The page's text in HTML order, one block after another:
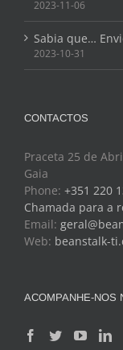
2023-11-06
Sabia que…
2023-10-31
CONTACTOS
Praceta 25 de
Gaia
Phone: +351 220
Chamada para a
Email:
Web: beanstalk-
ACOMPANHE-NOS